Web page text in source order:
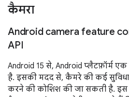
कैमरा
Android camera feature
API
Android 15 से, Android प्लैटफ़ॉर्म
है. इसकी मदद से, कैमरे की कई
करने की कोशिश की जा सकती है.